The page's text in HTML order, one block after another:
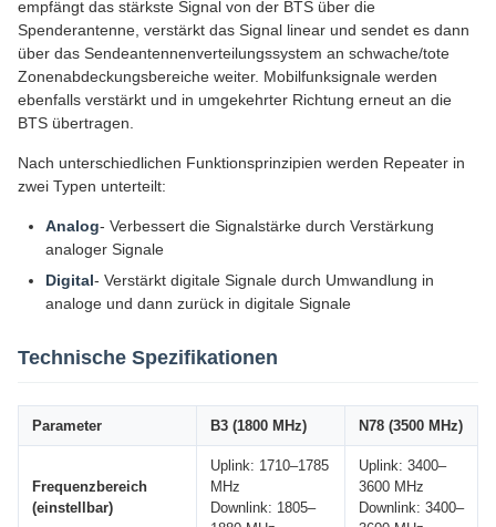
empfängt das stärkste Signal von der BTS über die
Spenderantenne, verstärkt das Signal linear und sendet es dann
über das Sendeantennenverteilungssystem an schwache/tote
Zonenabdeckungsbereiche weiter. Mobilfunksignale werden
ebenfalls verstärkt und in umgekehrter Richtung erneut an die
BTS übertragen.
Nach unterschiedlichen Funktionsprinzipien werden Repeater in
zwei Typen unterteilt:
Analog- Verbessert die Signalstärke durch Verstärkung
analoger Signale
Digital- Verstärkt digitale Signale durch Umwandlung in
analoge und dann zurück in digitale Signale
Technische Spezifikationen
Parameter B3 (1800 MHz) N78 (3500 MHz)
Frequenzbereich
(einstellbar)
Uplink: 1710–1785
MHz
Downlink: 1805–
Uplink: 3400–
3600 MHz
Downlink: 3400–